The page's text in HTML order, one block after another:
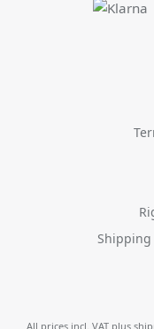
Shipping
All prices incl. VAT plus